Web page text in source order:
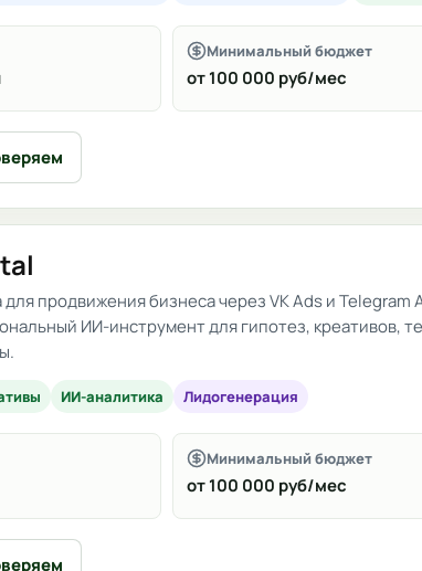
Минимальный бюджет
от 100 000 руб/мес
продвижения бизнеса через VK Ads и Telegram
ИИ-инструмент для гипотез, креативов,
ИИ-аналитика Лидогенерация
Минимальный бюджет
от 100 000 руб/мес